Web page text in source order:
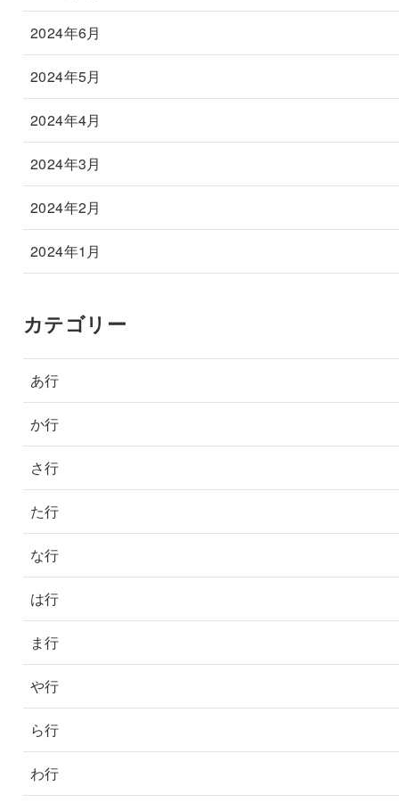
2024年6月
2024年5月
2024年4月
2024年3月
2024年2月
2024年1月
カテゴリー
あ行
か行
さ行
た行
な行
は行
ま行
や行
ら行
わ行